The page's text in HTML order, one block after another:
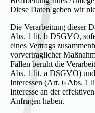
Diese Daten geben wir
Die Verarbeitung dieser
Abs. 1 lit. b DSGVO,
eines Vertrags
vorvertraglicher
Fällen beruht die
Abs. 1 lit. a DSGVO)
Interessen (Art. 6 Abs. 1
Interesse an der
Anfragen haben.